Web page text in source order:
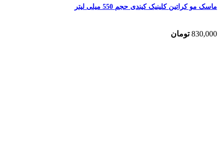
ماسک مو کراتین کلینیک کیندی حجم 550 میلی لیتر
830,000 تومان